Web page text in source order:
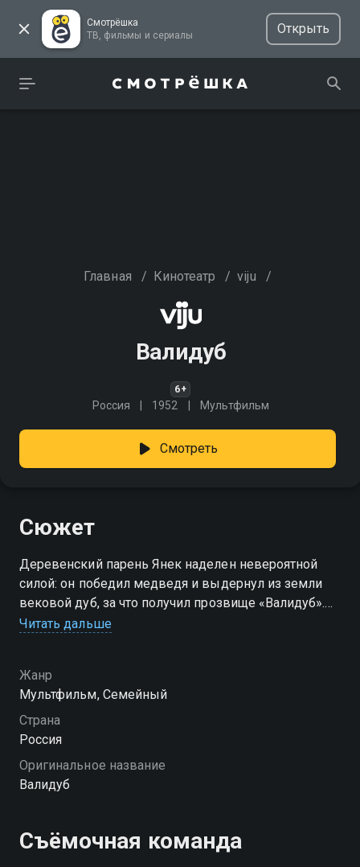
Смотрёшка
ТВ, фильмы и сериалы
Открыть
Главная / Кинотеатр / viju /
Валидуб
6+
Россия 1952 Мультфильм
Смотреть
Сюжет
Деревенский парень Янек наделен невероятной
силой: он победил медведя и выдернул из земли
вековой дуб, за что получил прозвище «Валидуб».
Однажды он решает отправиться в путешествие,
Читать дальше
Жанр
Мультфильм, Семейный
Страна
Россия
Оригинальное название
Валидуб
Съёмочная команда